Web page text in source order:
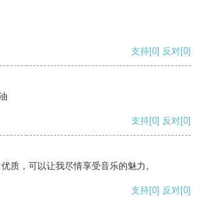
支持[0] 反对[0]
支持[0] 反对[0]
质，可以让我尽情享受音乐的魅力。
支持[0] 反对[0]